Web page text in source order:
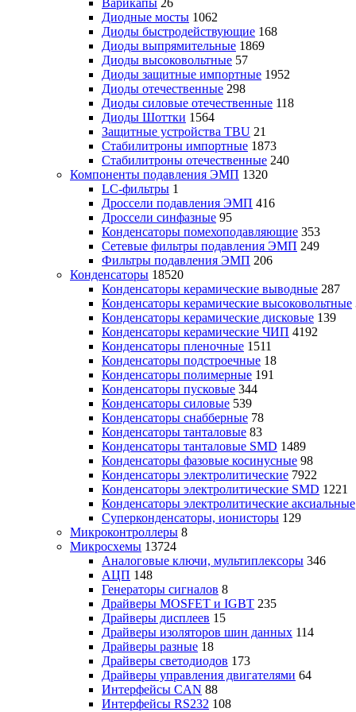
Диодные мосты 1062
Диоды быстродействующие 168
Диоды выпрямительные 1869
Диоды высоковольтные 57
Диоды защитные импортные 1952
Диоды отечественные 298
Диоды силовые отечественные 118
Диоды Шоттки 1564
Защитные устройства TBU 21
Стабилитроны импортные 1873
Стабилитроны отечественные 240
Компоненты подавления ЭМП 1320
LC-фильтры 1
Дроссели подавления ЭМП 416
Дроссели синфазные 95
Конденсаторы помехоподавляющие 353
Сетевые фильтры подавления ЭМП 249
Фильтры подавления ЭМП 206
Конденсаторы 18520
Конденсаторы керамические выводные 287
Конденсаторы керамические высоковольтные
Конденсаторы керамические дисковые 139
Конденсаторы керамические ЧИП 4192
Конденсаторы пленочные 1511
Конденсаторы подстроечные 18
Конденсаторы полимерные 191
Конденсаторы пусковые 344
Конденсаторы силовые 539
Конденсаторы снабберные 78
Конденсаторы танталовые 83
Конденсаторы танталовые SMD 1489
Конденсаторы фазовые косинусные 98
Конденсаторы электролитические 7922
Конденсаторы электролитические SMD 1221
Конденсаторы электролитические аксиальные
Суперконденсаторы, ионисторы 129
Микроконтроллеры 8
Микросхемы 13724
Аналоговые ключи, мультиплексоры 346
АЦП 148
Генераторы сигналов 8
Драйверы MOSFET и IGBT 235
Драйверы дисплеев 15
Драйверы изоляторов шин данных 114
Драйверы разные 18
Драйверы светодиодов 173
Драйверы управления двигателями 64
Интерфейсы CAN 88
Интерфейсы RS232 108